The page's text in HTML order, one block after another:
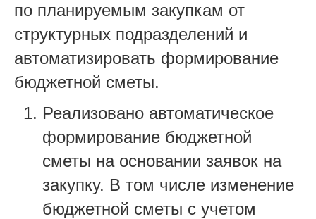
по планируемым закупкам от
структурных подразделений и
автоматизировать формирование
бюджетной сметы.
Реализовано автоматическое
формирование бюджетной
сметы на основании заявок на
закупку. В том числе изменение
бюджетной сметы с учетом